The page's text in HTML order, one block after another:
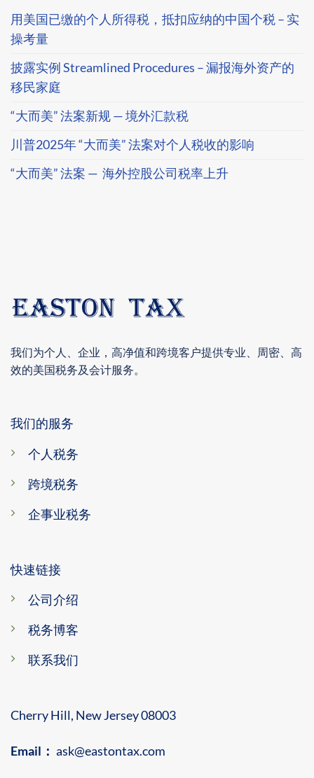
用美国已缴的个人所得税，抵扣应纳的中国个税 – 实
操考量
披露实例 Streamlined Procedures – 漏报海外资产的
移民家庭
“大而美” 法案新规 — 境外汇款税
川普2025年 “大而美” 法案对个人税收的影响
“大而美” 法案 — 海外控股公司税率上升
我们为个人、企业，高净值和跨境客户提供专业、周密、高
效的美国税务及会计服务。
我们的服务
个人税务
跨境税务
企事业税务
快速链接
公司介绍
税务博客
联系我们
Cherry Hill, New Jersey 08003
Email： ask@eastontax.com